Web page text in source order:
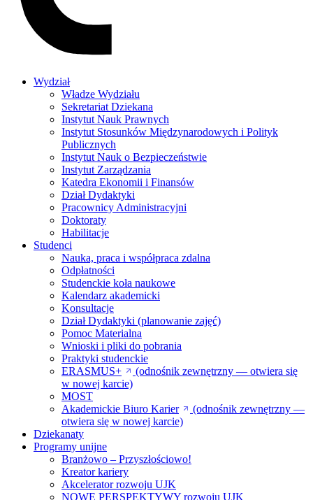
Wydział
Władze Wydziału
Sekretariat Dziekana
Instytut Nauk Prawnych
Instytut Stosunków Międzynarodowych i Polityk
Publicznych
Instytut Nauk o Bezpieczeństwie
Instytut Zarządzania
Katedra Ekonomii i Finansów
Dział Dydaktyki
Pracownicy Administracyjni
Doktoraty
Habilitacje
Studenci
Nauka, praca i współpraca zdalna
Odpłatności
Studenckie koła naukowe
Kalendarz akademicki
Konsultacje
Dział Dydaktyki (planowanie zajęć)
Pomoc Materialna
Wnioski i pliki do pobrania
Praktyki studenckie
ERASMUS+
(odnośnik zewnętrzny — otwiera się
w nowej karcie)
MOST
Akademickie Biuro Karier
(odnośnik zewnętrzny —
otwiera się w nowej karcie)
Dziekanaty
Programy unijne
Branżowo – Przyszłościowo!
Kreator kariery
Akcelerator rozwoju UJK
NOWE PERSPEKTYWY rozwoju UJK